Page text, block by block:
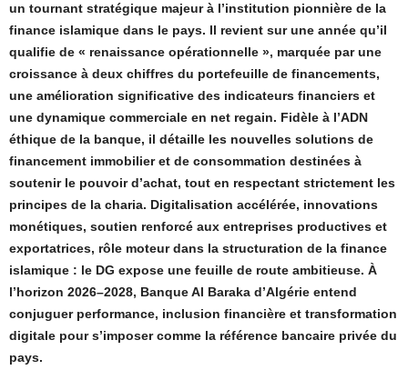
un tournant stratégique majeur à l’institution pionnière de la
finance islamique dans le pays. Il revient sur une année qu’il
qualifie de « renaissance opérationnelle », marquée par une
croissance à deux chiffres du portefeuille de financements,
une amélioration significative des indicateurs financiers et
une dynamique commerciale en net regain. Fidèle à l’ADN
éthique de la banque, il détaille les nouvelles solutions de
financement immobilier et de consommation destinées à
soutenir le pouvoir d’achat, tout en respectant strictement les
principes de la charia. Digitalisation accélérée, innovations
monétiques, soutien renforcé aux entreprises productives et
exportatrices, rôle moteur dans la structuration de la finance
islamique : le DG expose une feuille de route ambitieuse. À
l’horizon 2026–2028, Banque Al Baraka d’Algérie entend
conjuguer performance, inclusion financière et transformation
digitale pour s’imposer comme la référence bancaire privée du
pays.